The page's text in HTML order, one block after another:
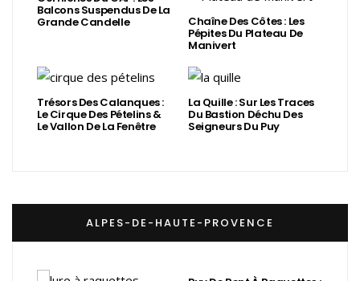
Balcons Suspendus De La
Grande Candelle Chaîne Des Côtes : Les
Pépites Du Plateau De
Manivert
Trésors Des Calanques :
Le Cirque Des Pételins &
Le Vallon De La Fenêtre
La Quille : Sur Les Traces
Du Bastion Déchu Des
Seigneurs Du Puy
ALPES-DE-HAUTE-PROVENCE